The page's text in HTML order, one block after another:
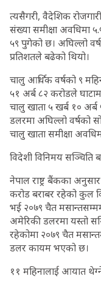
त्यसैगरी, वैदेशिक
संख्या समीक्षा अवधिमा
५९ पुगेको छ। अघिल्लो
प्रतिशतले बढेको थियो।
चालु आर्थिक वर्षको ९
५१ अर्ब ८२ करोडले
चालु खाता ५ खर्ब १०
डलरमा अघिल्लो वर्षको
चालु खाता समीक्षा
विदेशी विनिमय सञ्चिति
नेपाल राष्ट्र बैंकका
करोड बराबर रहेको कुल
भई २०७९ चैत
अमेरिकी डलरमा यस्तो
रहेकोमा २०७९ चैत
डलर कायम भएको छ।
११ महिनालाई आयात